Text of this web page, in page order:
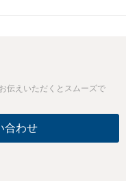
伝えいただくとスムーズで
合わせ